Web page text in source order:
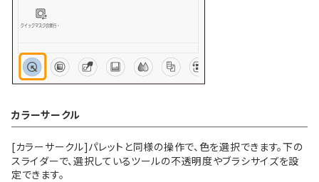
カラーサークル
[カラーサークル]パレットと同様の操作で、色を選択できます。下の
スライダーで、選択しているツールの不透明度やブラシサイズを設
定できます。